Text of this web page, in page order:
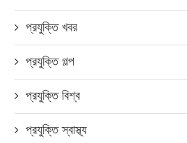
প্রযুক্তি খবর
প্রযুক্তি গল্প
প্রযুক্তি বিশ্ব
প্রযুক্তি স্বাস্থ্য